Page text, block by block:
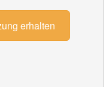
erhalten